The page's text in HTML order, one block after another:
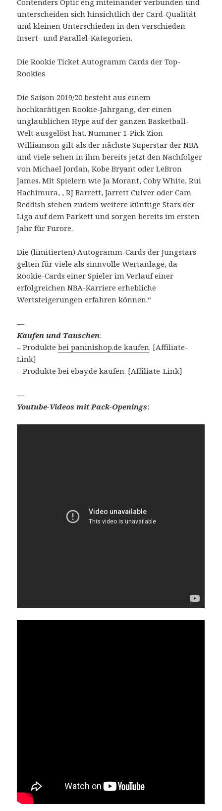
unterscheiden sich hinsichtlich der Card-Qualität
und kleinen Unterschieden in den verschieden
Insert- und Parallel-Kategorien.
Die Rookie Ticket Autogramm Cards der Top-
Rookies
Die Saison 2019/20 besteht aus einem
hochkarätigen Rookie-Jahrgang, der einen
unglaublichen Hype auf der ganzen Basketball-
Welt ausgelöst hat. Nummer 1-Pick Zion
Williamson gilt als der nächste Superstar der NBA
und viele sehen in ihm bereits jetzt den Nachfolger
von Michael Jordan, Kobe Bryant oder LeBron
James. Mit Spielern wie Ja Morant, Coby White, Rui
Hachimura, , RJ Barrett, Jarrett Culver oder Cam
Reddish stehen zudem weitere künftige Stars der
Liga auf dem Parkett und sorgen bereits im ersten
Jahr für Furore.
Die (limitierten) Autogramm-Cards der Jungstars
gelten für viele als sinnvolle Wertanlage, da
Rookie-Cards einer Spieler im Verlauf einer
erfolgreichen NBA-Karriere erhebliche
Wertsteigerungen erfahren können.“
—
Kaufen und Tauschen:
– Produktebei paninishop.de kaufen. [Affiliate-
Link]
– Produktebei ebay.de kaufen. [Affiliate-Link]
—
Youtube-Videos mit Pack-Openings: